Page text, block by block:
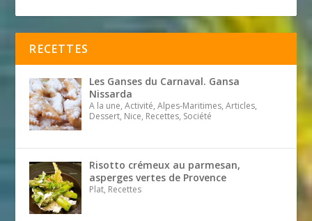
RECETTES
Les Ganses du Carnaval. Gansa
Nissarda
A la une, Activité, Alpes-Maritimes, Articles,
Dessert, Nice, Recettes, Société
Risotto crémeux au parmesan,
asperges vertes de Provence
Plat, Recettes